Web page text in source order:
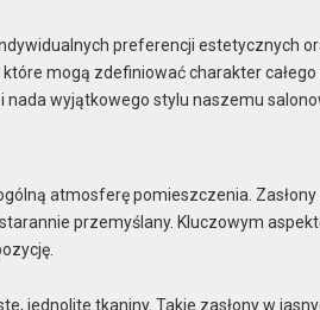
preferencji estetycznych
mogą zdefiniować charakter
wyjątkowego stylu naszemu
atmosferę pomieszczenia. Zasłony
przemyślany. Kluczowym
jednolite tkaniny. Takie zasłony w